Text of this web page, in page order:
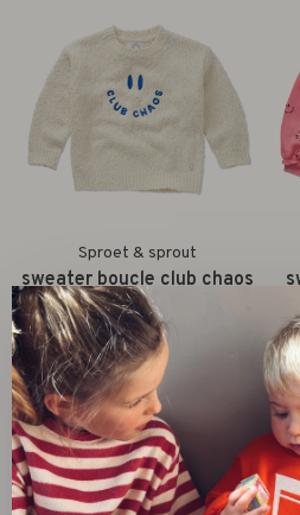
Sproet & sprout
sweater boucle club chaos
// ivory melee
€69,00